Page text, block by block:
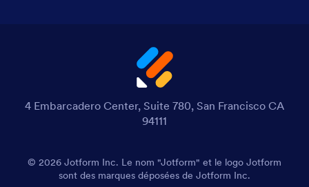
4 Embarcadero Center, Suite 780, San Francisco CA
94111
© 2026 Jotform Inc. Le nom "Jotform" et le logo Jotform
sont des marques déposées de Jotform Inc.